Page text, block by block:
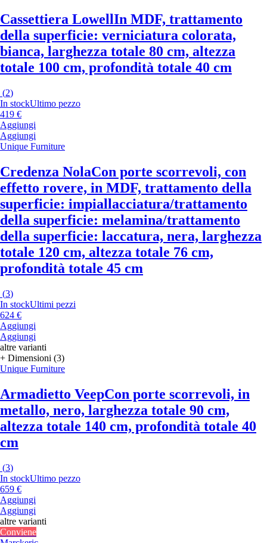
Cassettiera LowellIn MDF, trattamento
della superficie: verniciatura colorata,
bianca, larghezza totale 80 cm, altezza
totale 100 cm, profondità totale 40 cm
(2)
In stockUltimo pezzo
419 €
Aggiungi
Aggiungi
Unique Furniture
Credenza NolaCon porte scorrevoli, con
effetto rovere, in MDF, trattamento della
superficie: impiallacciatura/trattamento
della superficie: melamina/trattamento
della superficie: laccatura, nera, larghezza
totale 120 cm, altezza totale 76 cm,
profondità totale 45 cm
(3)
In stockUltimi pezzi
624 €
Aggiungi
Aggiungi
altre varianti
+ Dimensioni (3)
Unique Furniture
Armadietto VeepCon porte scorrevoli, in
metallo, nero, larghezza totale 90 cm,
altezza totale 140 cm, profondità totale 40
cm
(3)
In stockUltimo pezzo
659 €
Aggiungi
Aggiungi
altre varianti
Conviene